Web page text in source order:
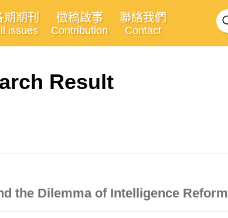
期期刊
issues
徵稿啟事
Contribution
聯絡我們
Contact
Result
the Dilemma of Intelligence Reform